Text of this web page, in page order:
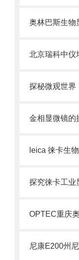
探秘微观世界
金相显微镜的
leica 徕卡生
探究徕卡工业
尼康E200州